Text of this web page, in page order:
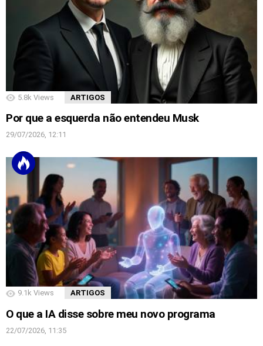
5.8k Views ARTIGOS
Por que a esquerda não entendeu Musk
29/07/2026, 12:11
9.1k Views ARTIGOS
O que a IA disse sobre meu novo programa
22/07/2026, 11:35